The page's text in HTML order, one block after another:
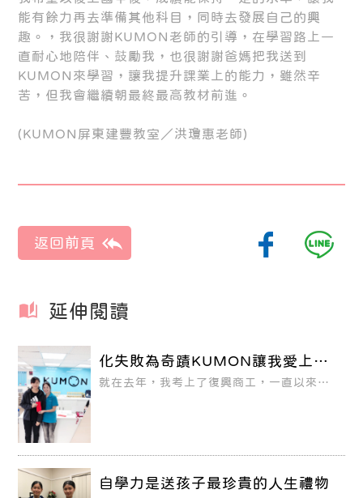
能有餘力再去準備其他科目，同時去發展自己的興
趣。，我很謝謝KUMON老師的引導，在學習路上一
直耐心地陪伴、鼓勵我，也很謝謝爸媽把我送到
KUMON來學習，讓我提升課業上的能力，雖然辛
苦，但我會繼續朝最終最高教材前進。
(KUMON屏東建豐教室／洪瓊惠老師)
延伸閱讀
化失敗為奇蹟KUMON讓我愛上學
習！
就在去年，我考上了復興商工，一直以來，
自學力是送孩子最珍貴的人生禮物